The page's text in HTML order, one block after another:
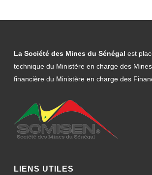
La Société des Mines du Sénégal est
technique du Ministère en charge des
financière du Ministère en charge des
LIENS UTILES